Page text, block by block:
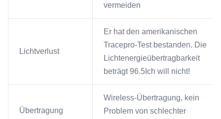
vermeiden
Lichtverlust
Er hat den amerikanischen
Tracepro-Test bestanden. Die
Lichtenergieübertragbarkeit
beträgt 96.5Ich will nicht!
Übertragung
Wireless-Übertragung, kein
Problem von schlechter